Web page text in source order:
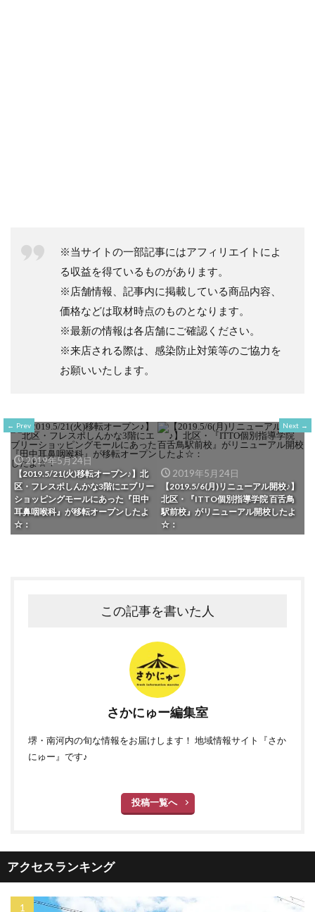
※当サイトの一部記事にはアフィリエイトによ
る収益を得ているものがあります。
※店舗情報、記事内に掲載している商品内容、
価格などは取材時点のものとなります。
※最新の情報は各店舗にご確認ください。
※来店される際は、感染防止対策等のご協力を
お願いいたします。
Prev
2019年5月24日
【2019.5/21(火)移転オープン♪】北
区・フレスポしんかな3階にエブリー
ショッピングモールにあった『田中
耳鼻咽喉科』が移転オープンしたよ
☆：
Next
2019年5月24日
【2019.5/6(月)リニューアル開校♪】
北区・『ITTO個別指導学院 百舌鳥
駅前校』がリニューアル開校したよ
☆：
この記事を書いた人
さかにゅー編集室
堺・南河内の旬な情報をお届けします！ 地域情報サイト『さか
にゅー』です♪
投稿一覧へ
アクセスランキング